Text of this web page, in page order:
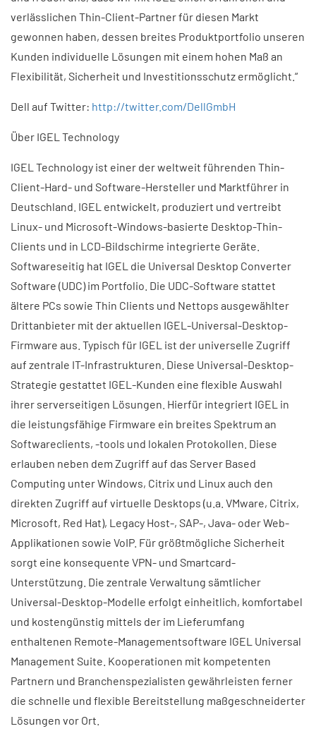
verlässlichen Thin-Client-Partner für diesen Markt
gewonnen haben, dessen breites Produktportfolio unseren
Kunden individuelle Lösungen mit einem hohen Maß an
Flexibilität, Sicherheit und Investitionsschutz ermöglicht.“
Dell auf Twitter: http://twitter.com/DellGmbH
Über IGEL Technology
IGEL Technology ist einer der weltweit führenden Thin-
Client-Hard- und Software-Hersteller und Marktführer in
Deutschland. IGEL entwickelt, produziert und vertreibt
Linux- und Microsoft-Windows-basierte Desktop-Thin-
Clients und in LCD-Bildschirme integrierte Geräte.
Softwareseitig hat IGEL die Universal Desktop Converter
Software (UDC) im Portfolio. Die UDC-Software stattet
ältere PCs sowie Thin Clients und Nettops ausgewählter
Drittanbieter mit der aktuellen IGEL-Universal-Desktop-
Firmware aus. Typisch für IGEL ist der universelle Zugriff
auf zentrale IT-Infrastrukturen. Diese Universal-Desktop-
Strategie gestattet IGEL-Kunden eine flexible Auswahl
ihrer serverseitigen Lösungen. Hierfür integriert IGEL in
die leistungsfähige Firmware ein breites Spektrum an
Softwareclients, -tools und lokalen Protokollen. Diese
erlauben neben dem Zugriff auf das Server Based
Computing unter Windows, Citrix und Linux auch den
direkten Zugriff auf virtuelle Desktops (u.a. VMware, Citrix,
Microsoft, Red Hat), Legacy Host-, SAP-, Java- oder Web-
Applikationen sowie VoIP. Für größtmögliche Sicherheit
sorgt eine konsequente VPN- und Smartcard-
Unterstützung. Die zentrale Verwaltung sämtlicher
Universal-Desktop-Modelle erfolgt einheitlich, komfortabel
und kostengünstig mittels der im Lieferumfang
enthaltenen Remote-Managementsoftware IGEL Universal
Management Suite. Kooperationen mit kompetenten
Partnern und Branchenspezialisten gewährleisten ferner
die schnelle und flexible Bereitstellung maßgeschneiderter
Lösungen vor Ort.